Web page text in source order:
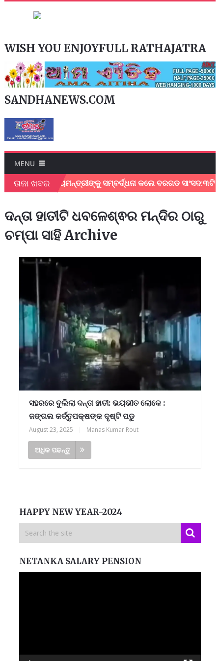
WISH YOU ENJOYFULL RATHAJATRA
SANDHANEWS.COM
MENU
ତାଜା ଖବର
ମୁଖ୍ୟମନ୍ତ୍ରୀଙ୍କୁ ସମ୍ବର୍ଦ୍ଧନା କଲେ ବରଗଡ ସାଂସଦ:୩ଟି
ଦନ୍ତା ହାତୀଟି ଧବଳେଶ୍ଵର ମନ୍ଦିର ଠାରୁ
ଚମ୍ପା ସାହି Archive
ସହରରେ ବୁଲିଲା ଦନ୍ତା ହାତୀ: ଭୟଭୀତ ଲୋକେ :
ଜଙ୍ଗଲ କର୍ତ୍ତୃପକ୍ଷଙ୍କ ଦୃଷ୍ଟି ପଡୁ
August 23, 2025 Manas Kumar Rout
ଅଧିକ ପଢନ୍ତୁ
HAPPY NEW YEAR-2024
NETANKA SALARY PENSION